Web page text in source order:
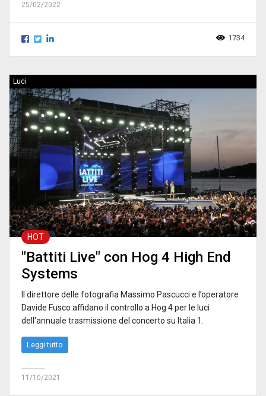
25/02/2022
1734
Luci
HOT
"Battiti Live" con Hog 4 High End
Systems
Il direttore delle fotografia Massimo Pascucci e l’operatore
Davide Fusco affidano il controllo a Hog 4 per le luci
dell'annuale trasmissione del concerto su Italia 1.
Leggi tutto
11/10/2021